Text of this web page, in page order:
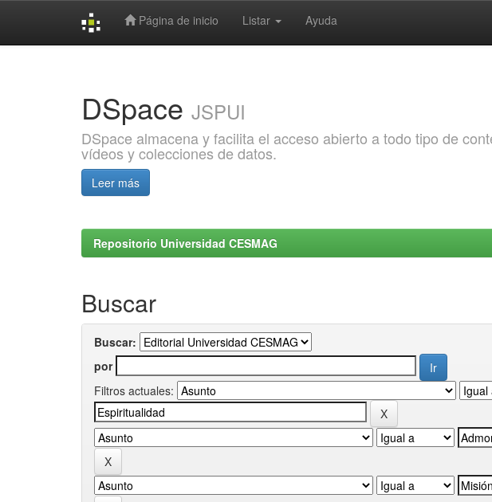
Página de inicio Listar Ayuda
DSpace JSPUI
DSpace almacena y facilita el acceso abierto a todo tipo de
vídeos y colecciones de datos.
Leer más
Repositorio Universidad CESMAG
Buscar
Buscar:
por
Filtros actuales: